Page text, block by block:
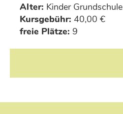
Alter: Kinder Grundschule
Kursgebühr: 40,00 €
freie Plätze: 9